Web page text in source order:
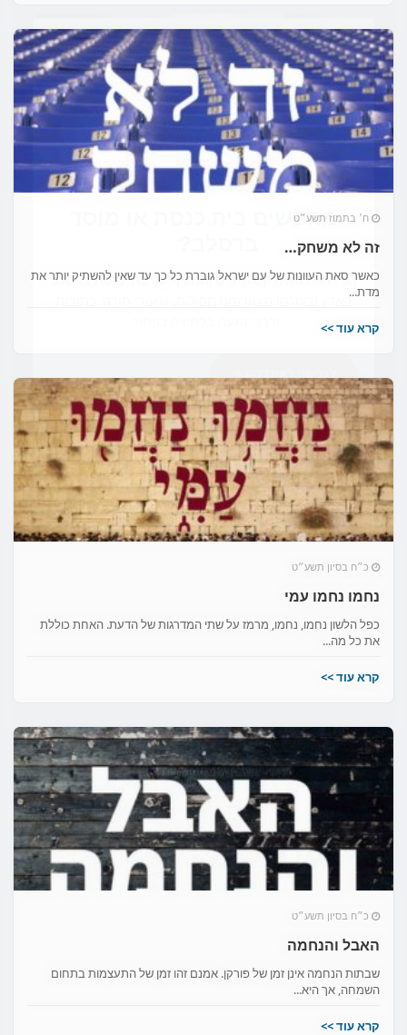
ח׳ בתמוז תשע״ט
זה לא משחק…
כאשר סאת העוונות של עם ישראל גוברת כל כך עד שאין להשתיק יותר את
מדת...
קרא עוד >>
כ״ח בסיון תשע״ט
נחמו נחמו עמי
כפל הלשון נחמו, נחמו, מרמז על שתי המדרגות של הדעת. האחת כוללת
את כל מה...
קרא עוד >>
כ״ח בסיון תשע״ט
האבל והנחמה
שבתות הנחמה אינן זמן של פורקן. אמנם זהו זמן של התעצמות בתחום
השמחה, אך היא...
קרא עוד >>
מחפשים בית כנסת או מוסד
הכירו את האינדקס החדש והמקיף של בתי כנסת ברסלב
לכניסה לאינדקס ➔